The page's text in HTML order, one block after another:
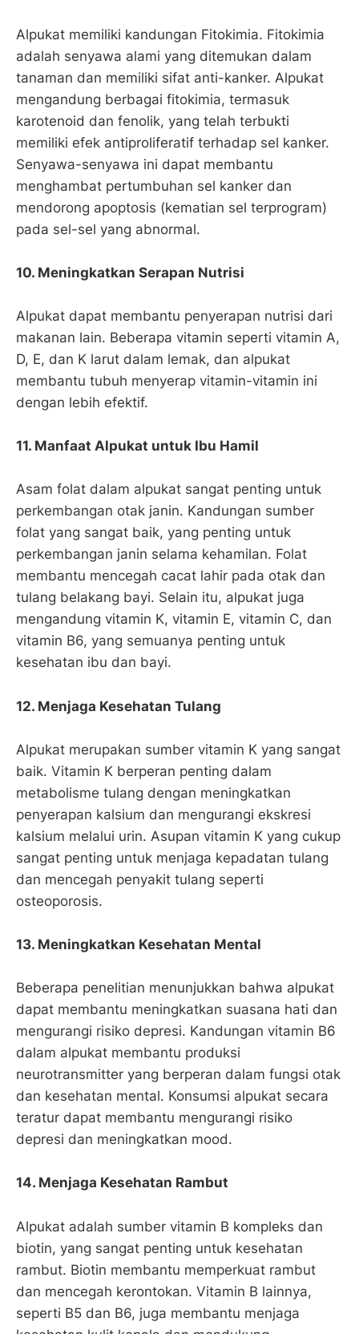
Alpukat memiliki kandungan Fitokimia. Fitokimia
adalah senyawa alami yang ditemukan dalam
tanaman dan memiliki sifat anti-kanker. Alpukat
mengandung berbagai fitokimia, termasuk
karotenoid dan fenolik, yang telah terbukti
memiliki efek antiproliferatif terhadap sel kanker.
Senyawa-senyawa ini dapat membantu
menghambat pertumbuhan sel kanker dan
mendorong apoptosis (kematian sel terprogram)
pada sel-sel yang abnormal.
10. Meningkatkan Serapan Nutrisi
Alpukat dapat membantu penyerapan nutrisi dari
makanan lain. Beberapa vitamin seperti vitamin A,
D, E, dan K larut dalam lemak, dan alpukat
membantu tubuh menyerap vitamin-vitamin ini
dengan lebih efektif.
11. Manfaat Alpukat untuk Ibu Hamil
Asam folat dalam alpukat sangat penting untuk
perkembangan otak janin. Kandungan sumber
folat yang sangat baik, yang penting untuk
perkembangan janin selama kehamilan. Folat
membantu mencegah cacat lahir pada otak dan
tulang belakang bayi. Selain itu, alpukat juga
mengandung vitamin K, vitamin E, vitamin C, dan
vitamin B6, yang semuanya penting untuk
kesehatan ibu dan bayi.
12. Menjaga Kesehatan Tulang
Alpukat merupakan sumber vitamin K yang sangat
baik. Vitamin K berperan penting dalam
metabolisme tulang dengan meningkatkan
penyerapan kalsium dan mengurangi ekskresi
kalsium melalui urin. Asupan vitamin K yang cukup
sangat penting untuk menjaga kepadatan tulang
dan mencegah penyakit tulang seperti
osteoporosis.
13. Meningkatkan Kesehatan Mental
Beberapa penelitian menunjukkan bahwa alpukat
dapat membantu meningkatkan suasana hati dan
mengurangi risiko depresi. Kandungan vitamin B6
dalam alpukat membantu produksi
neurotransmitter yang berperan dalam fungsi otak
dan kesehatan mental. Konsumsi alpukat secara
teratur dapat membantu mengurangi risiko
depresi dan meningkatkan mood.
14. Menjaga Kesehatan Rambut
Alpukat adalah sumber vitamin B kompleks dan
biotin, yang sangat penting untuk kesehatan
rambut. Biotin membantu memperkuat rambut
dan mencegah kerontokan. Vitamin B lainnya,
seperti B5 dan B6, juga membantu menjaga